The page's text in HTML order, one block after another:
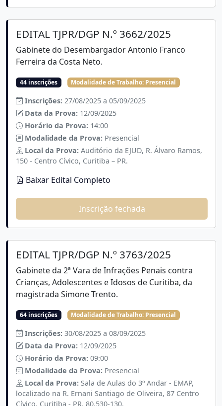
EDITAL TJPR/DGP N.º 3662/2025
Gabinete do Desembargador Antonio Franco
Ferreira da Costa Neto.
44 inscrições Modalidade de Trabalho: Presencial
Inscrições: 27/08/2025 a 05/09/2025
Data da Prova: 12/09/2025
Horário da Prova: 14:00
Modalidade da Prova: Presencial
Local da Prova: Auditório da EJUD, R. Álvaro Ramos,
150 - Centro Cívico, Curitiba – PR.
Baixar Edital Completo
Inscrição fechada
EDITAL TJPR/DGP N.º 3763/2025
Gabinete da 2ª Vara de Infrações Penais contra
Crianças, Adolescentes e Idosos de Curitiba, da
magistrada Simone Trento.
64 inscrições Modalidade de Trabalho: Presencial
Inscrições: 30/08/2025 a 08/09/2025
Data da Prova: 12/09/2025
Horário da Prova: 09:00
Modalidade da Prova: Presencial
Local da Prova: Sala de Aulas do 3º Andar - EMAP,
localizado na R. Ernani Santiago de Oliveira, 87 Centro
Cívico, Curitiba - PR, 80.530-130.